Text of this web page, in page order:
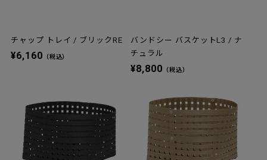
チャップ トレイ / ブリックRE
¥6,160 （税込）
バンドシー バスケットL3 / ナ
チュラル
¥8,800 （税込）